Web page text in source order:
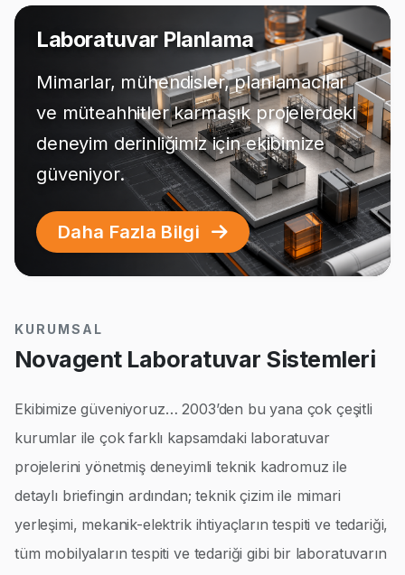
Laboratuvar Planlama
Mimarlar, mühendisler, planlamacılar
ve müteahhitler karmaşık projelerdeki
deneyim derinliğimiz için ekibimize
güveniyor.
Daha Fazla Bilgi
KURUMSAL
Novagent Laboratuvar Sistemleri
Ekibimize güveniyoruz… 2003’den bu yana çok çeşitli
kurumlar ile çok farklı kapsamdaki laboratuvar
projelerini yönetmiş deneyimli teknik kadromuz ile
detaylı briefingin ardından; teknik çizim ile mimari
yerleşimi, mekanik-elektrik ihtiyaçların tespiti ve tedariği,
tüm mobilyaların tespiti ve tedariği gibi bir laboratuvarın